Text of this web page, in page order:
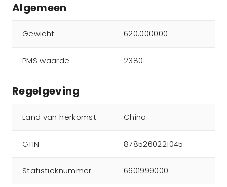
Algemeen
Gewicht 620.000000
PMS waarde 2380
Regelgeving
Land van herkomst China
GTIN 8785260221045
Statistieknummer 6601999000